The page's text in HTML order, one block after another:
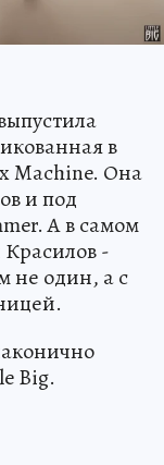
в
Maсhine. Она
и под
А в самом
-
не один, а с
Big.